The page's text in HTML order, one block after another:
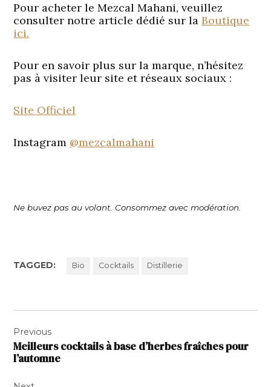
Pour acheter le Mezcal Mahani, veuillez
consulter notre article dédié sur laBoutique
ici.
Pour en savoir plus sur la marque, n’hésitez
pas à visiter leur site et réseaux sociaux :
Site Officiel
Instagram @mezcalmahani
Ne buvez pas au volant. Consommez avec modération.
TAGGED: Bio Cocktails Distillerie
de
l’article
Previous
Meilleurs cocktails à base d’herbes fraîches pour
l’automne